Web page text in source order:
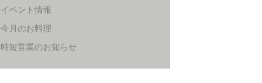
イベント情報
今月のお料理
時短営業のお知らせ